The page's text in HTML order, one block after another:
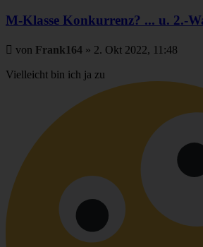
M-Klasse Konkurrenz? ... u. 2.-
Beitrag
von Frank164 » 2. Okt 2022, 11:48
Vielleicht bin ich ja zu